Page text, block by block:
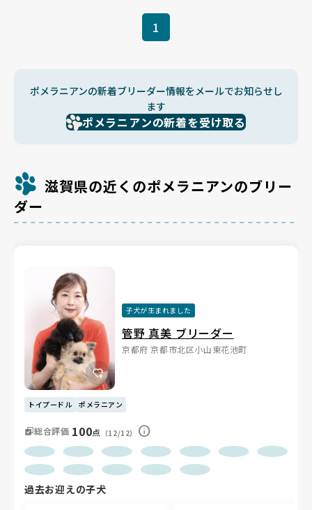
1
ポメラニアンの新着ブリーダー情報をメールでお知らせし
ます
ポメラニアンの新着を受け取る
滋賀県の近くのポメラニアンのブリー
ダー
子犬が生まれました
管野 真美 ブリーダー
京都府 京都市北区小山東花池町
トイプードル ポメラニアン
総合評価 100点 （12/12）
過去お迎えの子犬